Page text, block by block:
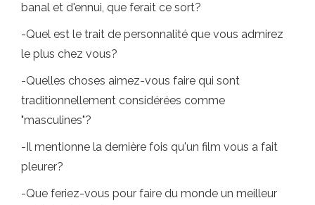
banal et d'ennui, que ferait ce sort?
-Quel est le trait de personnalité que vous admirez
le plus chez vous?
-Quelles choses aimez-vous faire qui sont
traditionnellement considérées comme
"masculines"?
-Il mentionne la dernière fois qu'un film vous a fait
pleurer?
-Que feriez-vous pour faire du monde un meilleur